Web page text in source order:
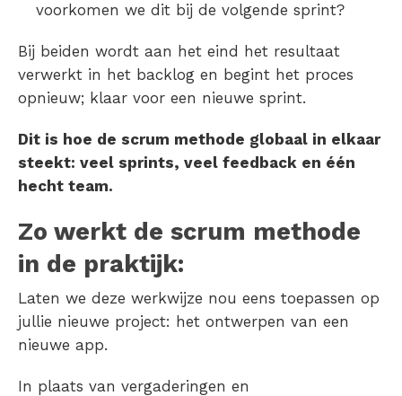
voorkomen we dit bij de volgende sprint?
Bij beiden wordt aan het eind het resultaat
verwerkt in het backlog en begint het proces
opnieuw; klaar voor een nieuwe sprint.
Dit is hoe de scrum methode globaal in elkaar
steekt: veel sprints, veel feedback en één
hecht team.
Zo werkt de scrum methode
in de praktijk:
Laten we deze werkwijze nou eens toepassen op
jullie nieuwe project: het ontwerpen van een
nieuwe app.
In plaats van vergaderingen en